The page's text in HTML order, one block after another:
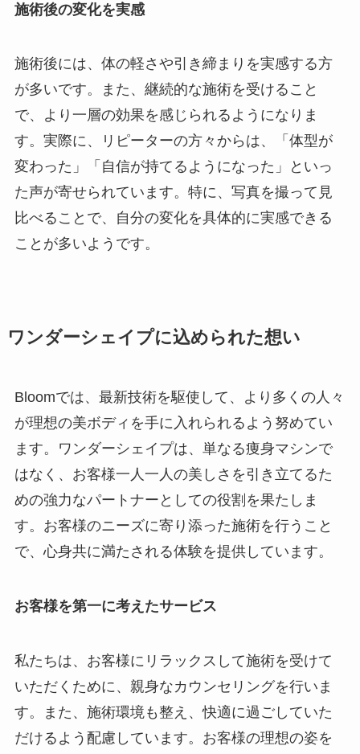
施術後の変化を実感
施術後には、体の軽さや引き締まりを実感する方
が多いです。また、継続的な施術を受けること
で、より一層の効果を感じられるようになりま
す。実際に、リピーターの方々からは、「体型が
変わった」「自信が持てるようになった」といっ
た声が寄せられています。特に、写真を撮って見
比べることで、自分の変化を具体的に実感できる
ことが多いようです。
ワンダーシェイプに込められた想い
Bloomでは、最新技術を駆使して、より多くの人々
が理想の美ボディを手に入れられるよう努めてい
ます。ワンダーシェイプは、単なる痩身マシンで
はなく、お客様一人一人の美しさを引き立てるた
めの強力なパートナーとしての役割を果たしま
す。お客様のニーズに寄り添った施術を行うこと
で、心身共に満たされる体験を提供しています。
お客様を第一に考えたサービス
私たちは、お客様にリラックスして施術を受けて
いただくために、親身なカウンセリングを行いま
す。また、施術環境も整え、快適に過ごしていた
だけるよう配慮しています。お客様の理想の姿を